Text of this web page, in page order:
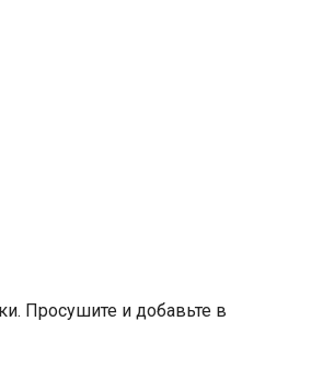
Просушите и добавьте в